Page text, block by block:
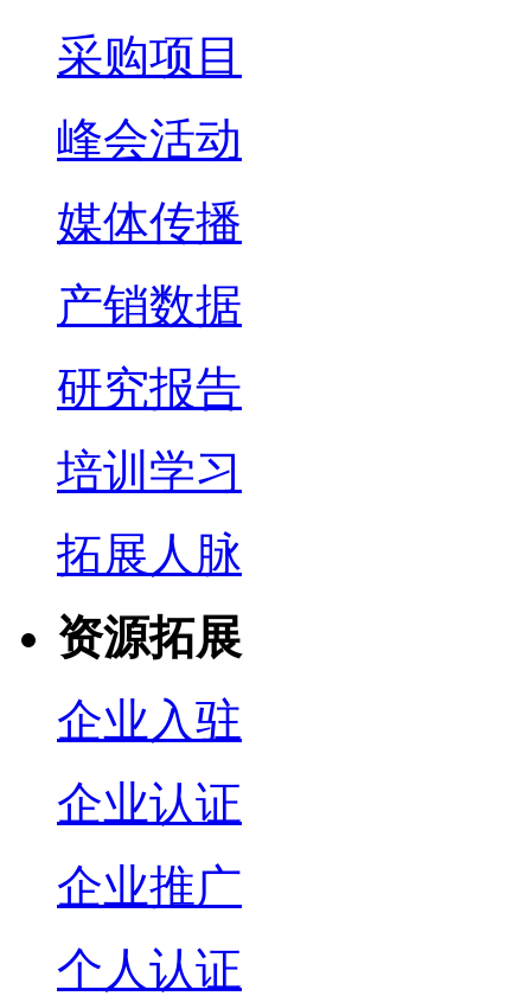
采购项目
峰会活动
媒体传播
产销数据
研究报告
培训学习
拓展人脉
资源拓展
企业入驻
企业认证
企业推广
个人认证